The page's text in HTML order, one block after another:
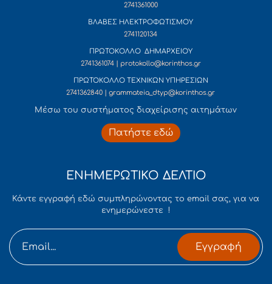
2741361000
ΒΛΑΒΕΣ ΗΛΕΚΤΡΟΦΩΤΙΣΜΟΥ
2741120134
ΠΡΩΤΟΚΟΛΛΟ ΔΗΜΑΡΧΕΙΟΥ
2741361074 | protokollo@korinthos.gr
ΠΡΩΤΟΚΟΛΛΟ ΤΕΧΝΙΚΩΝ ΥΠΗΡΕΣΙΩΝ
2741362840 | grammateia_dtyp@korinthos.gr
Mέσω του συστήματος διαχείρισης αιτημάτων
Πατήστε εδώ
ΕΝΗΜΕΡΩΤΙΚΟ ΔΕΛΤΙΟ
Κάντε εγγραφή εδώ συμπληρώνοντας το email σας, για να
ενημερώνεστε !
Εγγραφή